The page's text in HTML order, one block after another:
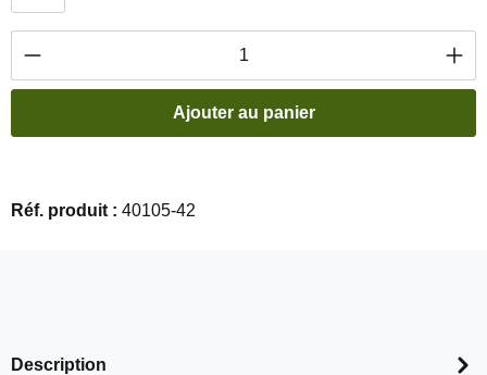
Quantité de produit : Entrez la quantité
Ajouter au panier
Réf. produit : 40105-42
Description